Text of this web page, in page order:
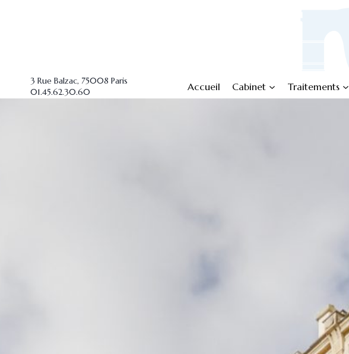
3 Rue Balzac, 75008 Paris
01.45.62.30.60
Accueil Cabinet Traitements